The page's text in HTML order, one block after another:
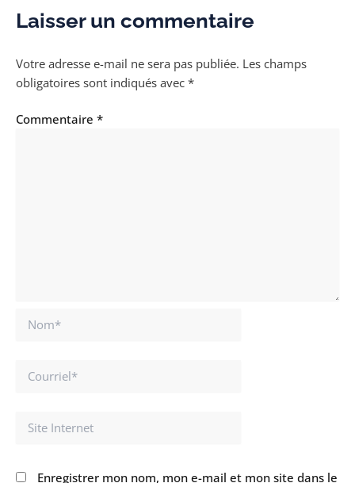
Laisser un commentaire
Votre adresse e-mail ne sera pas publiée. Les champs
obligatoires sont indiqués avec *
Commentaire *
Nom*
Courriel*
Site
Enregistrer mon nom, mon e-mail et mon site dans le